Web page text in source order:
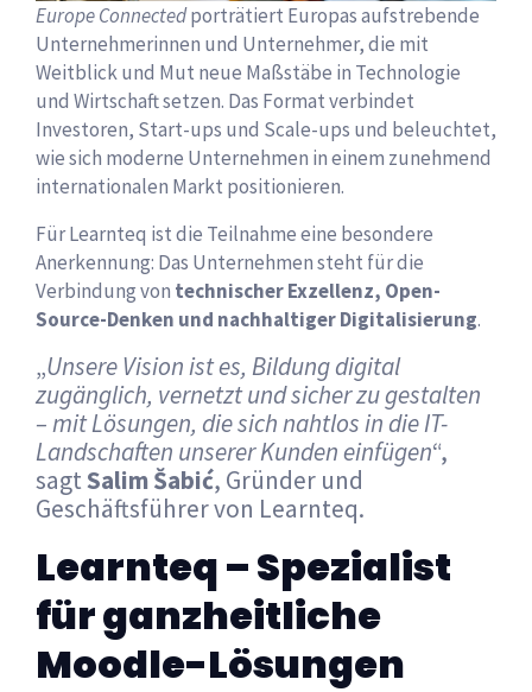
Europe Connectedporträtiert Europas aufstrebende
Unternehmerinnen und Unternehmer, die mit
Weitblick und Mut neue Maßstäbe in Technologie
und Wirtschaft setzen. Das Format verbindet
Investoren, Start-ups und Scale-ups und beleuchtet,
wie sich moderne Unternehmen in einem zunehmend
internationalen Markt positionieren.
Für Learnteq ist die Teilnahme eine besondere
Anerkennung: Das Unternehmen steht für die
Verbindung von technischer Exzellenz, Open-
Source-Denken und nachhaltiger Digitalisierung.
„Unsere Vision ist es, Bildung digital
zugänglich, vernetzt und sicher zu gestalten
– mit Lösungen, die sich nahtlos in die IT-
Landschaften unserer Kunden einfügen“,
sagt Salim Šabić, Gründer und
Geschäftsführer von Learnteq.
Learnteq – Spezialist
für ganzheitliche
Moodle-Lösungen